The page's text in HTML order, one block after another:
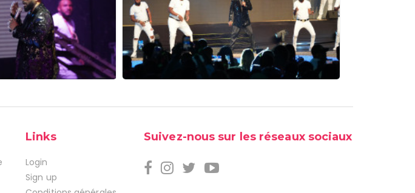
Links
Login
Sign up
Suivez-nous sur les réseaux sociaux